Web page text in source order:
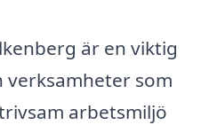
är en viktig
som
arbetsmiljö